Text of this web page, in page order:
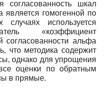
согласованность шкал
является гомогенной по
используется
«коэффициент
согласованности альфа
что методика содержит
однако для упрощения
оценки по обратным
в прямые.